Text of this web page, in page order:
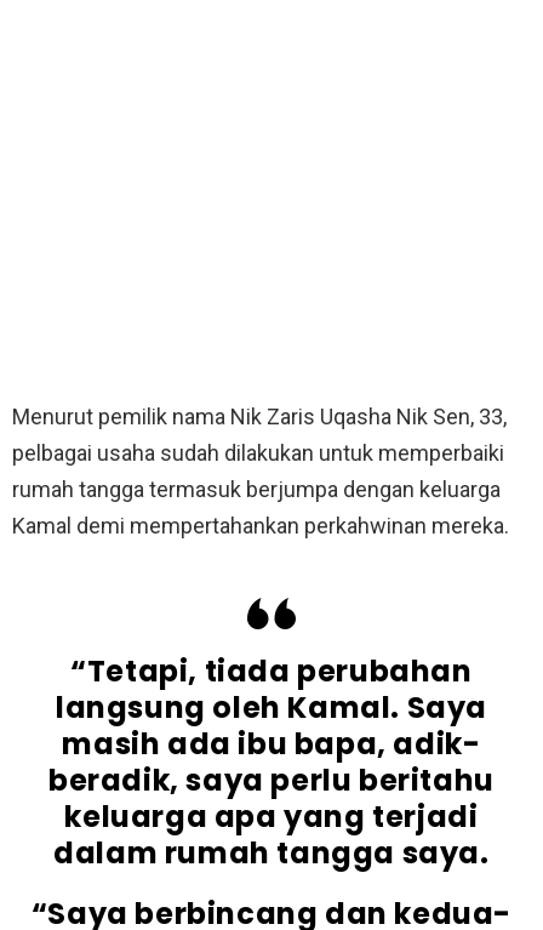
Menurut pemilik nama Nik Zaris Uqasha Nik Sen, 33,
pelbagai usaha sudah dilakukan untuk memperbaiki
rumah tangga termasuk berjumpa dengan keluarga
Kamal demi mempertahankan perkahwinan mereka.
“Tetapi, tiada perubahan
langsung oleh Kamal. Saya
masih ada ibu bapa, adik-
beradik, saya perlu beritahu
keluarga apa yang terjadi
dalam rumah tangga saya.
“Saya berbincang dan kedua-